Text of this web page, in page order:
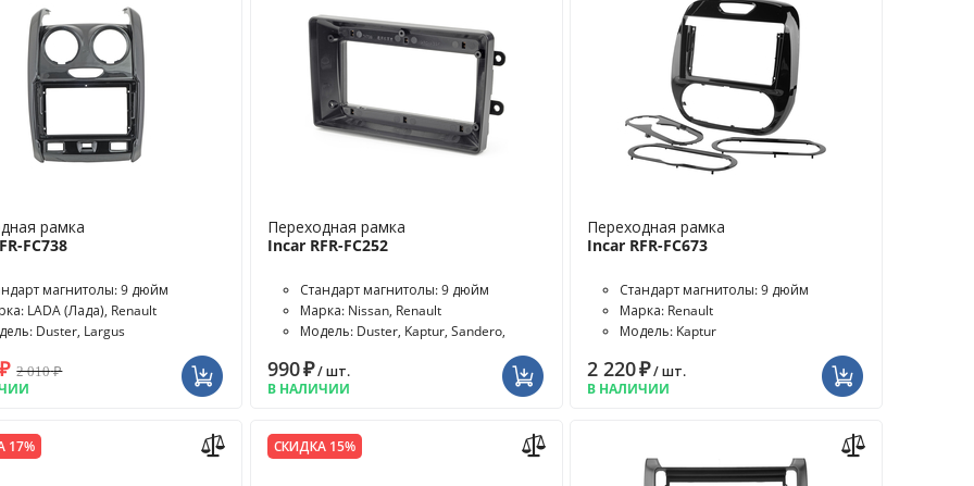
рамка
FC738
магнитолы: 9 дюйм
LADA (Лада), Renault
Duster, Largus
₽ 2 010₽
Переходная рамка
Incar RFR-FC252
Стандарт магнитолы: 9 дюйм
Марка: Nissan, Renault
Модель: Duster, Kaptur, Sandero,
990₽/ шт.
В НАЛИЧИИ
Переходная рамка
Incar RFR-FC673
Стандарт магнитолы: 9 дюйм
Марка: Renault
Модель: Kaptur
2 220₽/ шт.
В НАЛИЧИИ
17% СКИДКА 15%